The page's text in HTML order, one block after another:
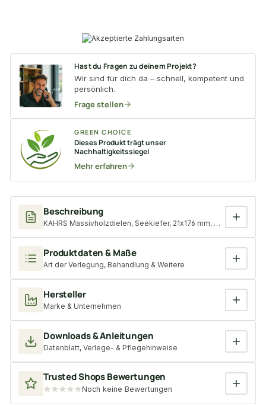
Beschreibung
KAHRS Massivholzdielen, Seekiefer, 21x176 mm, Natur, sepia
Produktdaten & Maße
Art der Verlegung, Behandlung & Weitere
Hersteller
Marke & Unternehmen
Downloads & Anleitungen
Datenblatt, Verlege- & Pflegehinweise
Trusted Shops Bewertungen
Noch keine Bewertungen
Hast du Fragen zu deinem Projekt?
Wir sind für dich da – schnell, kompetent und
persönlich.
Frage stellen
GREEN CHOICE
Dieses Produkt trägt unser
Nachhaltigkeitssiegel
Mehr erfahren